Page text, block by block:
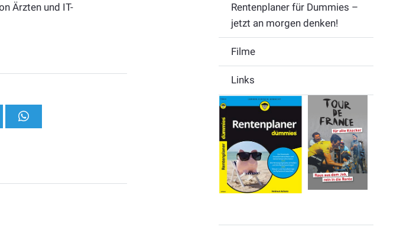
Ärzten und IT-
Rentenplaner für Dummies –
jetzt an morgen denken!
Filme
Links